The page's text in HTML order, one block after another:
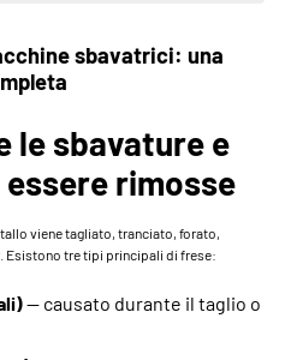
sbavatrici: una
le sbavature e
rimosse
viene tagliato, tranciato, forato,
Esistono tre tipi principali di frese:
— causato durante il taglio o